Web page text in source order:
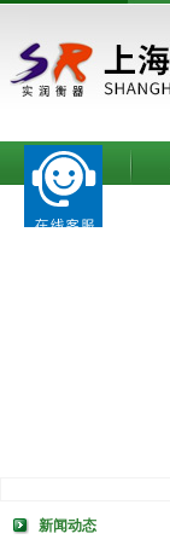
网站首页
新闻动态